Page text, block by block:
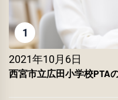
1
2021年10月6日
西宮市立広田小学校PTA